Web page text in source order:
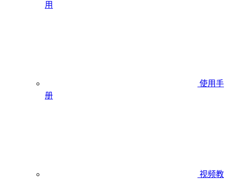
用
使用手
册
视频教